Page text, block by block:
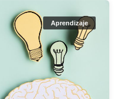
Aprendizaje